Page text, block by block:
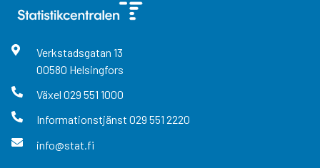
Verkstadsgatan 13
00580 Helsingfors
Växel 029 551 1000
Informationstjänst 029 551 2220
info@stat.fi